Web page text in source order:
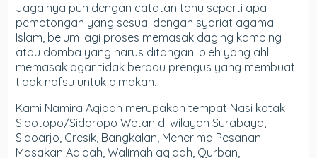
Jagalnya pun dengan catatan tahu seperti apa
pemotongan yang sesuai dengan syariat agama
Islam, belum lagi proses memasak daging kambing
atau domba yang harus ditangani oleh yang ahli
memasak agar tidak berbau prengus yang membuat
tidak nafsu untuk dimakan.
Kami Namira Aqiqah merupakan tempat Nasi kotak
Sidotopo/Sidoropo Wetan di wilayah Surabaya,
Sidoarjo, Gresik, Bangkalan, Menerima Pesanan
Masakan Aqiqah, Walimah aqiqah, Qurban,